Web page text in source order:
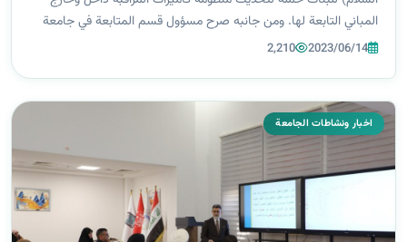
المباني التابعة لها. ومن جانبه صرح مسؤول قسم المتابعة في جامعة
الزهراء (عليها السلام) للبنات السيد علي خضير العامري أن تجديد
2023/06/14
2,210
اخبار ونشاطات الجامعة